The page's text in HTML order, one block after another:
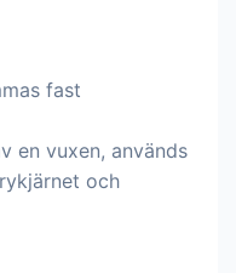
fast
en vuxen, används
och